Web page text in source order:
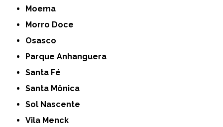
Moema
Morro Doce
Osasco
Parque Anhanguera
Santa Fé
Santa Mônica
Sol Nascente
Vila Menck